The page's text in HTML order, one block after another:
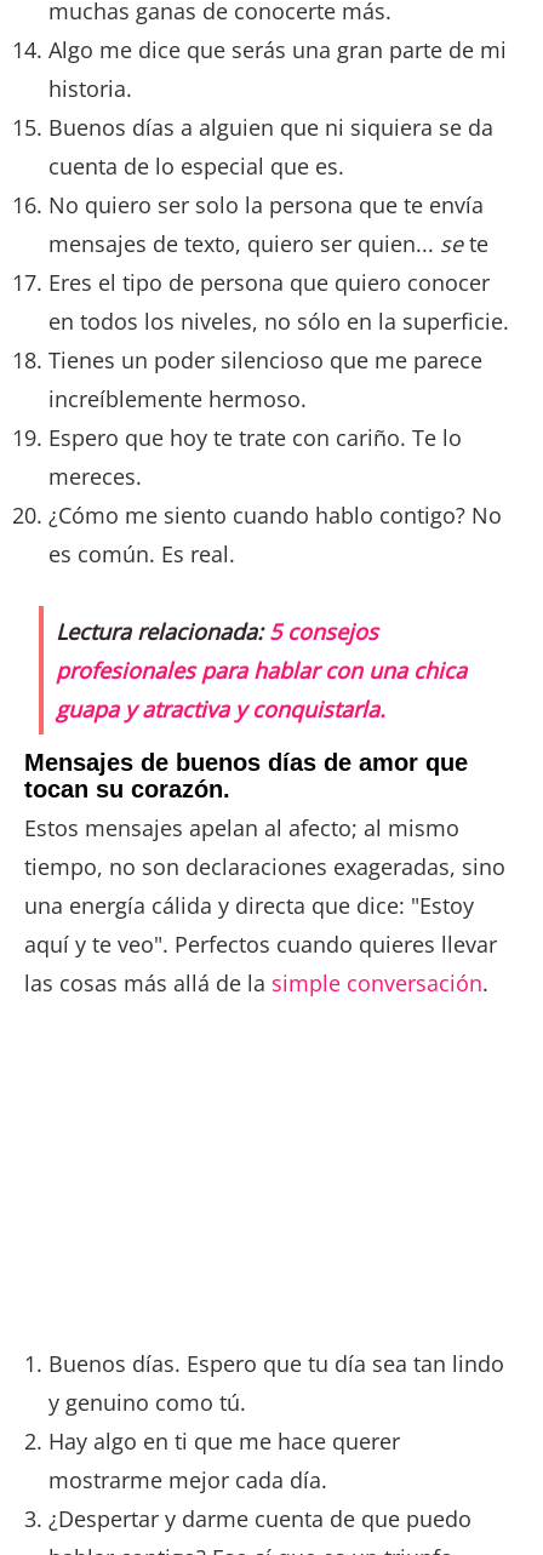
muchas ganas de conocerte más.
Algo me dice que serás una gran parte de mi
historia.
Buenos días a alguien que ni siquiera se da
cuenta de lo especial que es.
No quiero ser solo la persona que te envía
mensajes de texto, quiero ser quien... sete
Eres el tipo de persona que quiero conocer
en todos los niveles, no sólo en la superficie.
Tienes un poder silencioso que me parece
increíblemente hermoso.
Espero que hoy te trate con cariño. Te lo
mereces.
¿Cómo me siento cuando hablo contigo? No
es común. Es real.
Lectura relacionada:5 consejos
profesionales para hablar con una chica
guapa y atractiva y conquistarla.
Mensajes de buenos días de amor que
tocan su corazón.
Estos mensajes apelan al afecto; al mismo
tiempo, no son declaraciones exageradas, sino
una energía cálida y directa que dice: "Estoy
aquí y te veo". Perfectos cuando quieres llevar
las cosas más allá de la simple conversación.
Buenos días. Espero que tu día sea tan lindo
y genuino como tú.
Hay algo en ti que me hace querer
mostrarme mejor cada día.
¿Despertar y darme cuenta de que puedo